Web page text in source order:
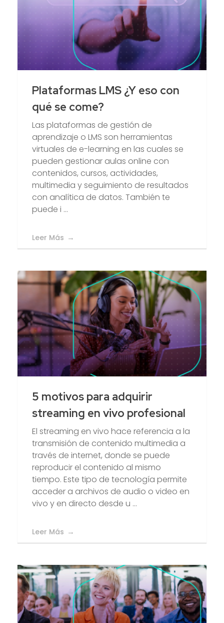
Plataformas LMS ¿Y eso con
qué se come?
Las plataformas de gestión de
aprendizaje o LMS son herramientas
virtuales de e-learning en las cuales se
pueden gestionar aulas online con
contenidos, cursos, actividades,
multimedia y seguimiento de resultados
con analítica de datos. También te
puede i ...
Leer Más
5 motivos para adquirir
streaming en vivo profesional
El streaming en vivo hace referencia a la
transmisión de contenido multimedia a
través de internet, donde se puede
reproducir el contenido al mismo
tiempo. Este tipo de tecnología permite
acceder a archivos de audio o video en
vivo y en directo desde u ...
Leer Más